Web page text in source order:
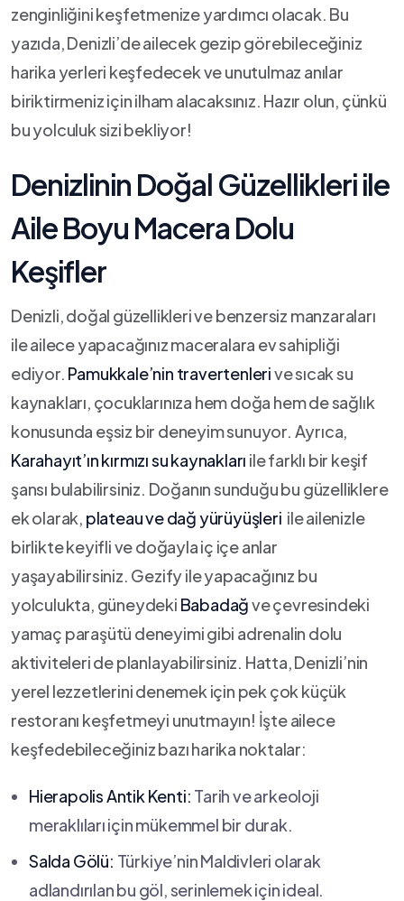
zenginliğini keşfetmenize yardımcı olacak. Bu
yazıda, Denizli’de ailecek gezip görebileceğiniz
harika yerleri ⁣keşfedecek ve unutulmaz anılar
biriktirmeniz için ilham alacaksınız.⁤ Hazır olun, çünkü
bu yolculuk sizi⁢ bekliyor!
Denizlinin Doğal Güzellikleri​ ile
Aile Boyu ​Macera Dolu
Keşifler
Denizli, doğal‍ güzellikleri ve benzersiz manzaraları
‌ile ailece yapacağınız ⁢maceralara ev‍ sahipliği
ediyor. Pamukkale’nin travertenlerive sıcak su
kaynakları, çocuklarınıza hem ​doğa hem de sağlık
konusunda eşsiz bir ‍deneyim sunuyor. Ayrıca,
Karahayıt’ın kırmızı su kaynakları ile farklı bir keşif
şansı bulabilirsiniz. Doğanın sunduğu bu güzelliklere
ek olarak, plateau ve dağ yürüyüşleri ⁢ ile ailenizle
birlikte keyifli ve ​doğayla iç ⁣içe anlar
yaşayabilirsiniz. Gezify ile yapacağınız bu
yolculukta, güneydeki Babadağve çevresindeki
yamaç paraşütü deneyimi ⁢gibi adrenalin dolu
aktiviteleri de planlayabilirsiniz. Hatta, Denizli’nin
yerel lezzetlerini denemek için ​pek çok küçük
restoranı keşfetmeyi unutmayın! İşte ailece
keşfedebileceğiniz bazı harika ⁢noktalar:
Hierapolis Antik Kenti: Tarih​ ve arkeoloji
‌meraklıları ⁤için mükemmel bir durak.
Salda Gölü: Türkiye’nin Maldivleri olarak
adlandırılan bu⁢ göl, serinlemek için ideal.